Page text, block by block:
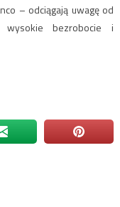
– odciągają uwagę od
bezrobocie i